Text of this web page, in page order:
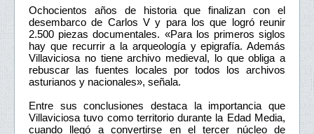
Ochocientos años de historia que finalizan con el
desembarco de Carlos V y para los que logró reunir
2.500 piezas documentales. «Para los primeros siglos
hay que recurrir a la arqueología y epigrafía. Además
Villaviciosa no tiene archivo medieval, lo que obliga a
rebuscar las fuentes locales por todos los archivos
asturianos y nacionales», señala.
Entre sus conclusiones destaca la importancia que
Villaviciosa tuvo como territorio durante la Edad Media,
cuando llegó a convertirse en el tercer núcleo de